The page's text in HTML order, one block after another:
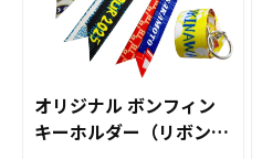
素材を採用しています。キ
ャラクターやイラスト、写
真などのお好きなデザイン
を高精細プリンターでフル
カラー印刷し、自由な形に
ダイカット加工で仕上げま
す。台座部分にもプリント
オリジナル ボンフィン
キーホルダー（リボンス